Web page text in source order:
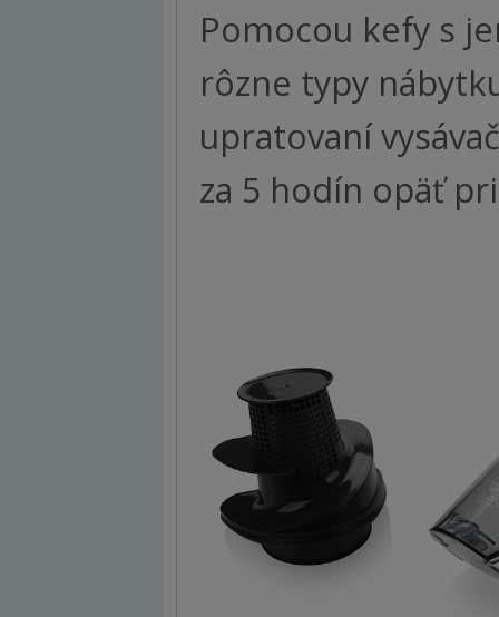
Pomocou kefy s
rôzne typy
upratovaní
za 5 hodín opäť